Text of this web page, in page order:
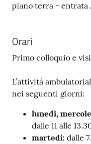
piano terra - entrata
Orari
Primo colloquio e
L’attività
nei seguenti giorni:
lunedì,
dalle 11 alle
martedì: dalle